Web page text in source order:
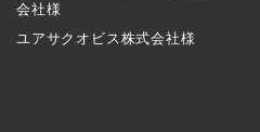
会社様
ユアサクオビス株式会社様